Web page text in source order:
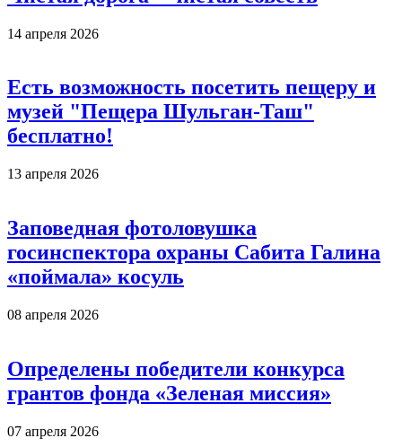
14 апреля 2026
Есть возможность посетить пещеру и
музей "Пещера Шульган-Таш"
бесплатно!
13 апреля 2026
Заповедная фотоловушка
госинспектора охраны Сабита Галина
«поймала» косуль
08 апреля 2026
Определены победители конкурса
грантов фонда «Зеленая миссия»
07 апреля 2026